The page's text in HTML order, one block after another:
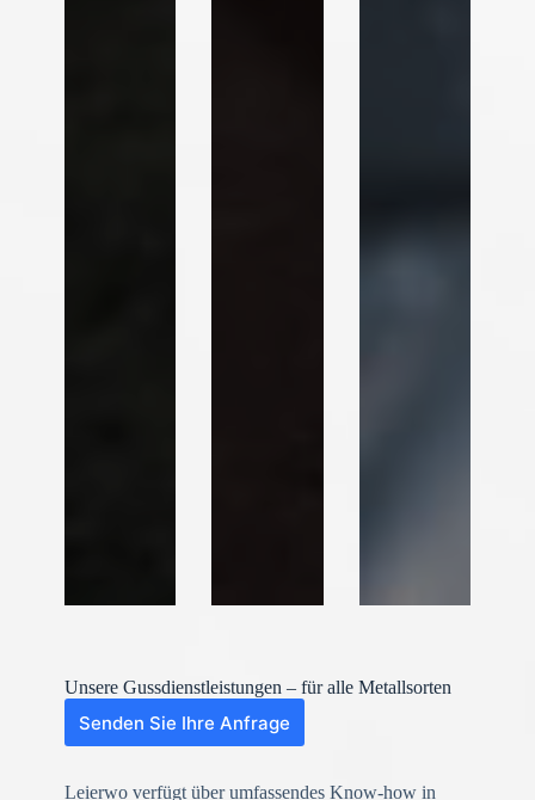
Unsere Gussdienstleistungen – für alle Metallsorten
Senden Sie Ihre Anfrage
Leierwo verfügt über umfassendes Know-how in